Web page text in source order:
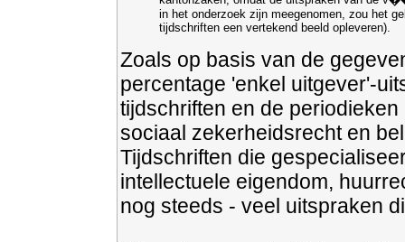
in het onderzoek zijn meegenomen, zou het
tijdschriften een vertekend beeld opleveren).
Zoals op basis van de
percentage 'enkel uitgever'-
tijdschriften en de
sociaal zekerheidsrecht en
Tijdschriften die
intellectuele eigendom,
nog steeds - veel uitspraken